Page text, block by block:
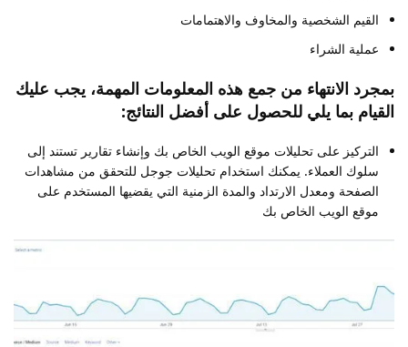
القيم الشخصية والمخاوف والاهتمامات
عملية الشراء
بمجرد الانتهاء من جمع هذه المعلومات المهمة، يجب عليك
القيام بما يلي للحصول على أفضل النتائج:
التركيز على تحليلات موقع الويب الخاص بك وإنشاء تقارير تستند إلى
سلوك العملاء. يمكنك استخدام تحليلات جوجل للتحقق من مشاهدات
الصفحة ومعدل الارتداد والمدة الزمنية التي يقضيها المستخدم على
موقع الويب الخاص بك